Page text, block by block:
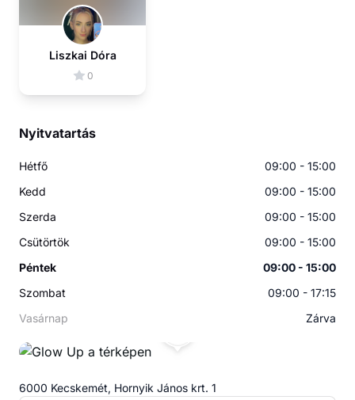
Liszkai Dóra
0
Nyitvatartás
Hétfő
09:00 - 15:00
Kedd
09:00 - 15:00
Szerda
09:00 - 15:00
Csütörtök
09:00 - 15:00
Péntek
09:00 - 15:00
Szombat
09:00 - 17:15
Vasárnap
Zárva
6000 Kecskemét, Hornyik János krt. 1